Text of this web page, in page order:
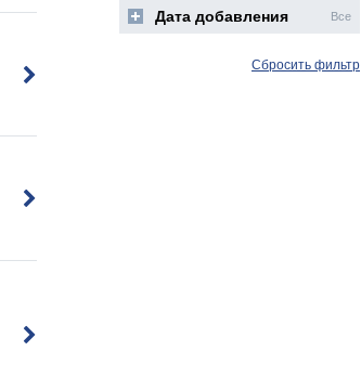
Дата добавления Все
Сбросить фильтр